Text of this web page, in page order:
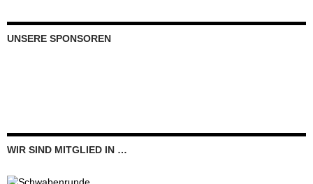
UNSERE SPONSOREN
WIR SIND MITGLIED IN …